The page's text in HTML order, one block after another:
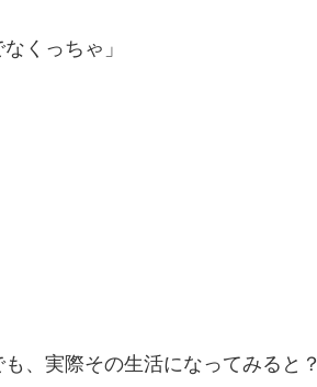
くっちゃ」
、実際その生活になってみると？